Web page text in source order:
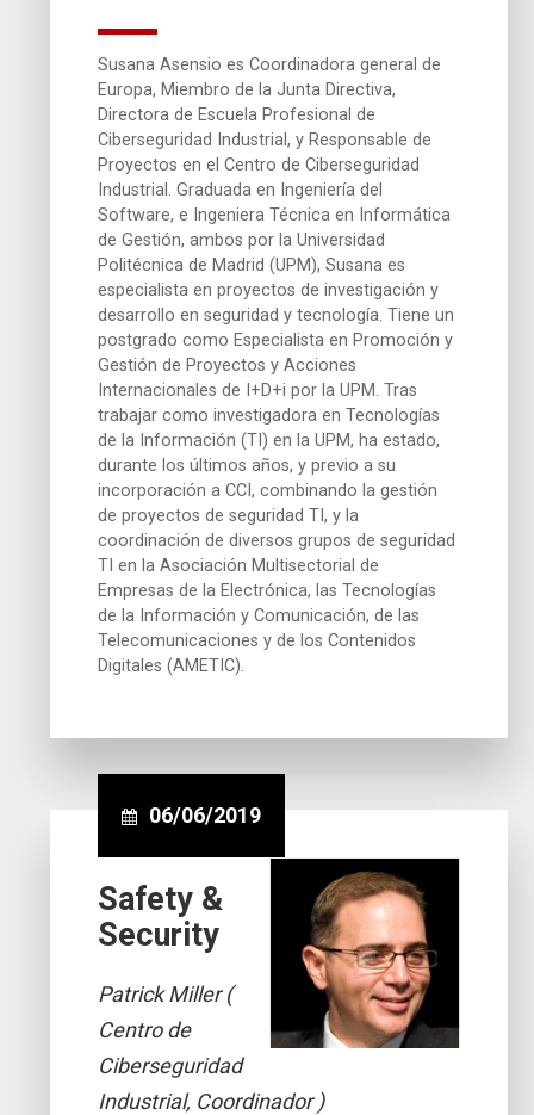
Susana Asensio es Coordinadora general de
Europa, Miembro de la Junta Directiva,
Directora de Escuela Profesional de
Ciberseguridad Industrial, y Responsable de
Proyectos en el Centro de Ciberseguridad
Industrial. Graduada en Ingeniería del
Software, e Ingeniera Técnica en Informática
de Gestión, ambos por la Universidad
Politécnica de Madrid (UPM), Susana es
especialista en proyectos de investigación y
desarrollo en seguridad y tecnología. Tiene un
postgrado como Especialista en Promoción y
Gestión de Proyectos y Acciones
Internacionales de I+D+i por la UPM. Tras
trabajar como investigadora en Tecnologías
de la Información (TI) en la UPM, ha estado,
durante los últimos años, y previo a su
incorporación a CCI, combinando la gestión
de proyectos de seguridad TI, y la
coordinación de diversos grupos de seguridad
TI en la Asociación Multisectorial de
Empresas de la Electrónica, las Tecnologías
de la Información y Comunicación, de las
Telecomunicaciones y de los Contenidos
Digitales (AMETIC).
06/06/2019
Safety &
Security
Patrick Miller (
Centro de
Ciberseguridad
Industrial, Coordinador )